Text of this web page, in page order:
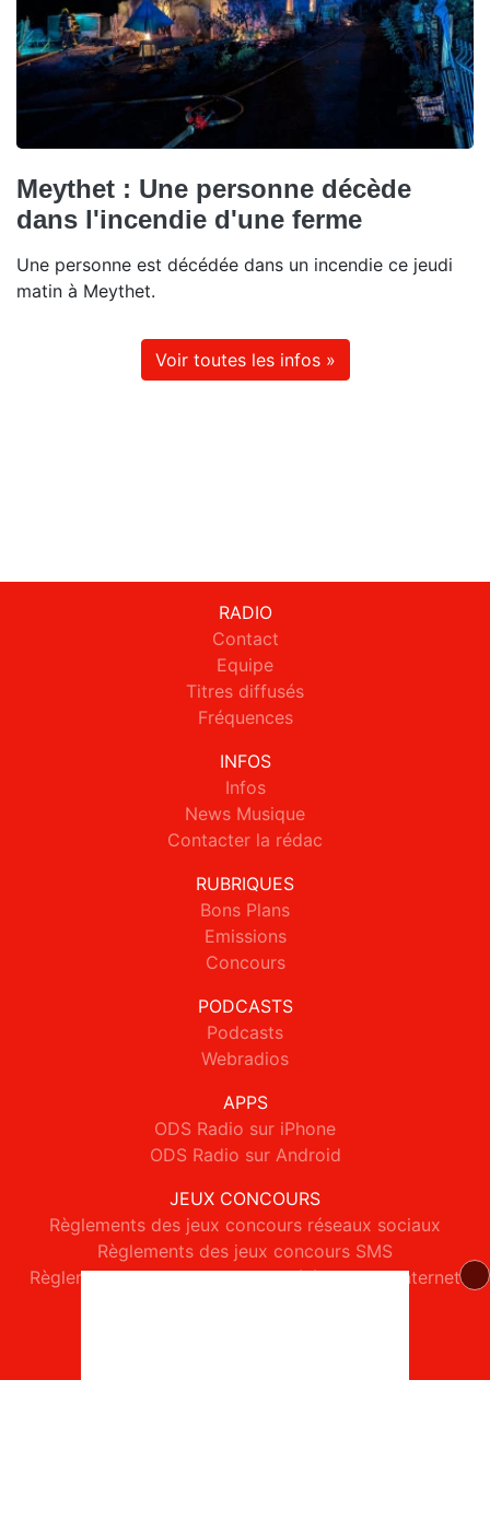
Meythet : Une personne décède
dans l'incendie d'une ferme
Une personne est décédée dans un incendie ce jeudi
matin à Meythet.
Voir toutes les infos »
RADIO
Contact
Equipe
Titres diffusés
Fréquences
INFOS
Infos
News Musique
Contacter la rédac
RUBRIQUES
Bons Plans
Emissions
Concours
PODCASTS
Podcasts
Webradios
APPS
ODS Radio sur iPhone
ODS Radio sur Android
JEUX CONCOURS
Règlements des jeux concours réseaux sociaux
Règlements des jeux concours SMS
Règlements des jeux concours téléphone et internet